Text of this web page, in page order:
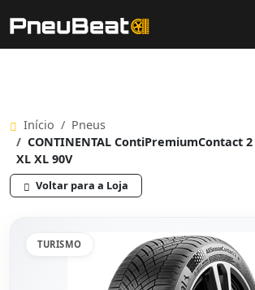
Início
Pneus
CONTINENTAL ContiPremiumContact 2
XL XL 90V
Voltar para a Loja
TURISMO